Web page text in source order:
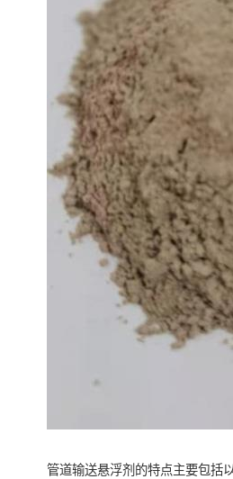
管道输送悬浮剂的特点主要包括